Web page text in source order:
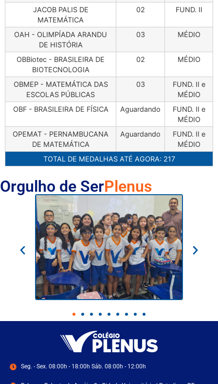
JACOB PALIS DE
MATEMÁTICA
02 FUND. II
OAH - OLIMPÍADA ARANDU
DE HISTÓRIA
03 MÉDIO
OBBiotec - BRASILEIRA DE
BIOTECNOLOGIA
02 MÉDIO
OBMEP - MATEMÁTICA DAS
ESCOLAS PÚBLICAS
03
FUND. II e
MÉDIO
OBF - BRASILEIRA DE FÍSICA
Aguardando
FUND. II e
MÉDIO
OPEMAT - PERNAMBUCANA
DE MATEMÁTICA
Aguardando
FUND. II e
MÉDIO
TOTAL DE MEDALHAS ATÉ AGORA: 217
Orgulho de SerPlenus
Seg. - Sex. 08:00h - 18:00h Sáb. 08:00h - 12:00h